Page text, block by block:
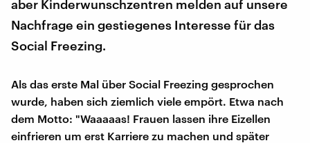
aber Kinderwunschzentren melden auf unsere
Nachfrage ein gestiegenes Interesse für das
Social Freezing.
Als das erste Mal über Social Freezing gesprochen
wurde, haben sich ziemlich viele empört. Etwa nach
dem Motto: "Waaaaas! Frauen lassen ihre Eizellen
einfrieren um erst Karriere zu machen und später